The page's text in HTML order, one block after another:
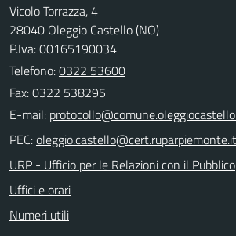
Vicolo Torrazza, 4
28040 Oleggio Castello (NO)
P.Iva: 00165190034
Telefono:0322 53600
Fax: 0322 538295
E-mail:
PEC:
URP - Ufficio per le Relazioni con il Pubblico
Uffici e orari
Numeri utili